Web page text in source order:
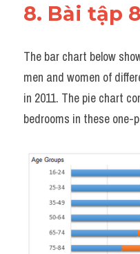
8. Bài tập 8
The bar chart below
men and women of
in 2011. The pie chart
bedrooms in these one-